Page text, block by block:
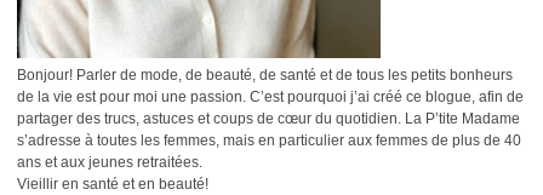
Bonjour! Parler de mode, de beauté, de santé et de tous les petits bonheurs
de la vie est pour moi une passion. C’est pourquoi j’ai créé ce blogue, afin de
partager des trucs, astuces et coups de cœur du quotidien. La P’tite Madame
s’adresse à toutes les femmes, mais en particulier aux femmes de plus de 40
ans et aux jeunes retraitées.
Vieillir en santé et en beauté!